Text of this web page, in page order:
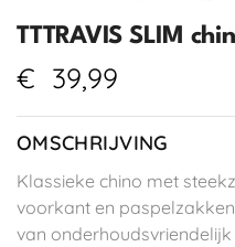
TTTRAVIS SLIM
€ 39,99
OMSCHRIJVING
Klassieke chino met
voorkant en
van